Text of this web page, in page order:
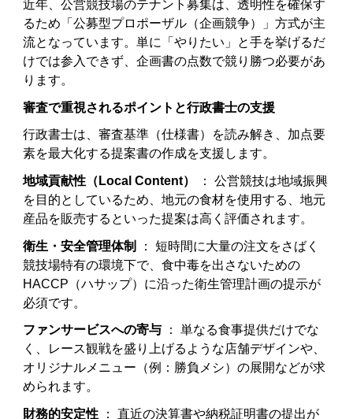
近年、公営競技場のテナント募集は、透明性を確保す
るため「公募型プロポーザル（企画競争）」方式が主
流となっています。単に「やりたい」と手を挙げるだ
けでは参入できず、企画書の点数で競り勝つ必要があ
ります。
審査で重視されるポイントと行政書士の支援
行政書士は、審査基準（仕様書）を読み解き、加点要
素を最大化する提案書の作成を支援します。
地域貢献性（Local Content）
： 公営競技は地域振興
を目的としているため、地元の食材を使用する、地元
産品を販売するといった提案は高く評価されます。
衛生・安全管理体制
： 短時間に大量の注文をさばく
競技場特有の環境下で、食中毒を出さないための
HACCP（ハサップ）に沿った衛生管理計画の提示が
必須です。
ファンサービスへの寄与 ： 単なる食事提供だけでな
く、レース観戦を盛り上げるような店舗デザインや、
オリジナルメニュー（例：勝負メシ）の展開などが求
められます。
財務的安定性 ： 直近の決算書や納税証明書の提出が